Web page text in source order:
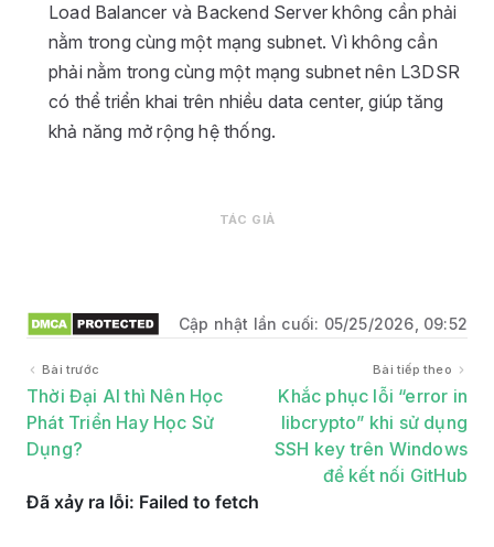
Load Balancer và Backend Server không cần phải
nằm trong cùng một mạng subnet. Vì không cần
phải nằm trong cùng một mạng subnet nên L3DSR
có thể triển khai trên nhiều data center, giúp tăng
khả năng mở rộng hệ thống.
TÁC GIẢ
Cập nhật lần cuối: 05/25/2026, 09:52
Bài trước
Thời Đại AI thì Nên Học
Phát Triển Hay Học Sử
Dụng?
Bài tiếp theo
Khắc phục lỗi “error in
libcrypto” khi sử dụng
SSH key trên Windows
để kết nối GitHub